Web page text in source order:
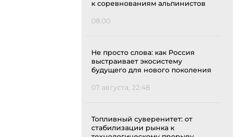
к соревнованиям альпинистов
08:00
Не просто слова: как Россия
выстраивает экосистему
будущего для нового поколения
07 августа, 22:48
Топливный суверенитет: от
стабилизации рынка к